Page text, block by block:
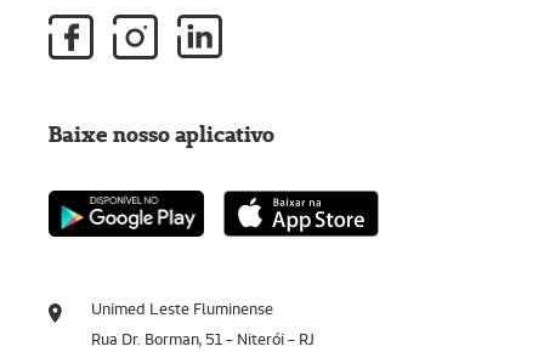
Unimed Leste Fluminense
Rua Dr. Borman, 51 - Niterói - RJ
Baixe nosso aplicativo